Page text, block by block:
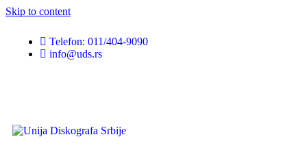
Skip to content
Telefon: 011/404-9090
info@uds.rs